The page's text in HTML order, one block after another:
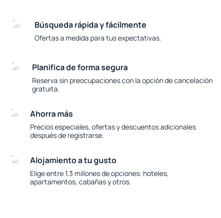
Búsqueda rápida y fácilmente
Ofertas a medida para tus expectativas.
Planifica de forma segura
Reserva sin preocupaciones con la opción de cancelación
gratuita.
Ahorra más
Precios especiales, ofertas y descuentos adicionales
después de registrarse.
Alojamiento a tu gusto
Elige entre 1.3 millones de opciones: hoteles,
apartamentos, cabañas y otros.